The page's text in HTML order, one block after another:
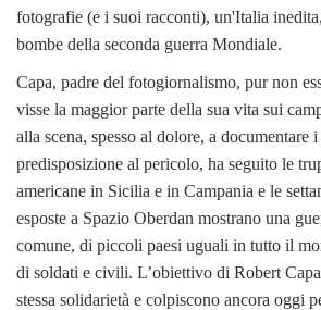
fotografie (e i suoi racconti), un'Italia
bombe della seconda guerra Mondiale.
Capa, padre del fotogiornalismo, pur non
visse la maggior parte della sua vita sui
alla scena, spesso al dolore, a documentare
predisposizione al pericolo, ha seguito le
americane in Sicilia e in Campania e le
esposte a Spazio Oberdan mostrano una
comune, di piccoli paesi uguali in tutto il
di soldati e civili. L’obiettivo di Robert
stessa solidarietà e colpiscono ancora oggi